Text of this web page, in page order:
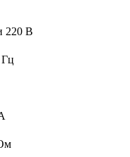
220 В